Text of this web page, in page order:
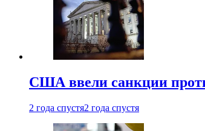
США ввели санкции
2 года спустя2 года спустя